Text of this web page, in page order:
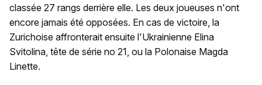
classée 27 rangs derrière elle. Les deux joueuses n'ont
encore jamais été opposées. En cas de victoire, la
Zurichoise affronterait ensuite l'Ukrainienne Elina
Svitolina, tête de série no 21, ou la Polonaise Magda
Linette.